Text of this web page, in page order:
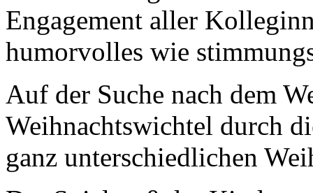
Engagement aller
humorvolles wie
Auf der Suche nach dem
Weihnachtswichtel durch
ganz unterschiedlichen